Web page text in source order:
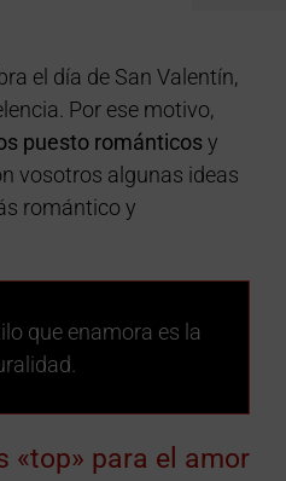
el día de San Valentín,
Por ese motivo,
puesto románticosy
vosotros algunas ideas
romántico y
que enamora es la
«top» para el amor